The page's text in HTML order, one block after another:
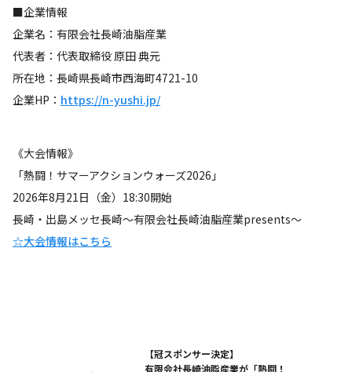
■企業情報
企業名：有限会社長崎油脂産業
代表者：代表取締役 原田 典元
所在地：長崎県長崎市西海町4721-10
企業HP： https://n-yushi.jp/
《大会情報》
「熱闘！サマーアクションウォーズ2026」
2026年8月21日（金）18:30開始
長崎・出島メッセ長崎～有限会社長崎油脂産業presents～
☆大会情報はこちら
【冠スポンサー決定】
有限会社長崎油脂産業が「熱闘！